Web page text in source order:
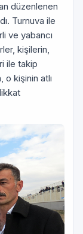
düzenlenen
Turnuva ile
ve yabancı
kişilerin,
ile takip
kişinin atlı